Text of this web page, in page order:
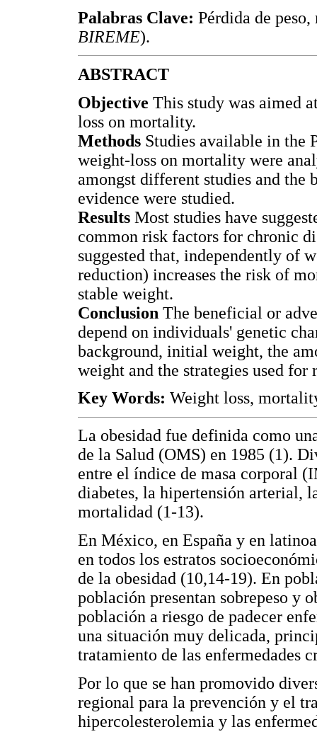
Palabras Clave: Pérdida de
BIREME).
ABSTRACT
Objective This study was aimed
loss on mortality.
Methods Studies available in the
weight-loss on mortality were
amongst different studies and
evidence were studied.
Results Most studies have
common risk factors for chronic
suggested that, independently of
reduction) increases the risk of
stable weight.
Conclusion The beneficial or
depend on individuals' genetic
background, initial weight, the
weight and the strategies used for
Key Words: Weight loss,
La obesidad fue definida como
de la Salud (OMS) en 1985 (1).
entre el índice de masa corporal
diabetes, la hipertensión arterial,
mortalidad (1-13).
En México, en España y en
en todos los estratos
de la obesidad (10,14-19). En
población presentan sobrepeso y
población a riesgo de padecer
una situación muy delicada,
tratamiento de las enfermedades
Por lo que se han promovido
regional para la prevención y el
hipercolesterolemia y las